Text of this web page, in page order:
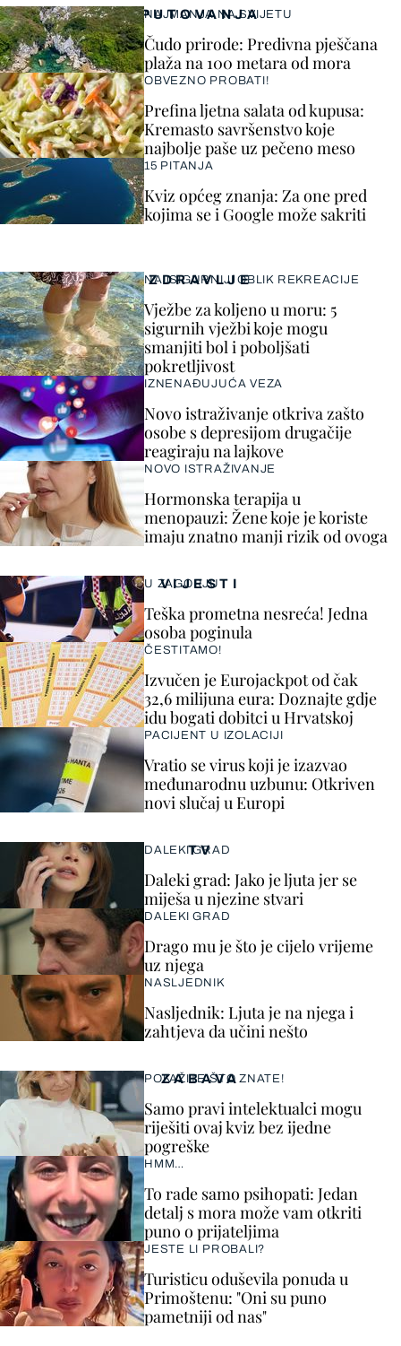
VIJESTI
U ZAGORJU
Teška prometna nesreća! Jedna
osoba poginula
ČESTITAMO!
Izvučen je Eurojackpot od čak
32,6 milijuna eura: Doznajte gdje
idu bogati dobitci u Hrvatskoj
PACIJENT U IZOLACIJI
Vratio se virus koji je izazvao
međunarodnu uzbunu: Otkriven
novi slučaj u Europi
ZDRAVLJE
NAJSIGURNIJI OBLIK REKREACIJE
Vježbe za koljeno u moru: 5
sigurnih vježbi koje mogu
smanjiti bol i poboljšati
pokretljivost
IZNENAĐUJUĆA VEZA
Novo istraživanje otkriva zašto
osobe s depresijom drugačije
reagiraju na lajkove
NOVO ISTRAŽIVANJE
Hormonska terapija u
menopauzi: Žene koje je koriste
imaju znatno manji rizik od ovoga
ZABAVA
POKAŽITE ŠTO ZNATE!
Samo pravi intelektualci mogu
riješiti ovaj kviz bez ijedne
pogreške
HMM…
To rade samo psihopati: Jedan
detalj s mora može vam otkriti
puno o prijateljima
JESTE LI PROBALI?
Turisticu oduševila ponuda u
Primoštenu: "Oni su puno
pametniji od nas"
TV
DALEKI GRAD
Daleki grad: Jako je ljuta jer se
miješa u njezine stvari
DALEKI GRAD
Drago mu je što je cijelo vrijeme
uz njega
NASLJEDNIK
Nasljednik: Ljuta je na njega i
zahtjeva da učini nešto
PUTOVANJA
NAJMANJA NA SVIJETU
Čudo prirode: Predivna pješčana
plaža na 100 metara od mora
OBVEZNO PROBATI!
Prefina ljetna salata od kupusa:
Kremasto savršenstvo koje
najbolje paše uz pečeno meso
15 PITANJA
Kviz općeg znanja: Za one pred
kojima se i Google može sakriti